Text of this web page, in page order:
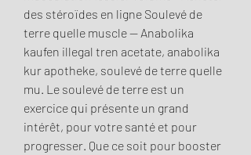
des stéroïdes en ligne Soulevé de
terre quelle muscle -- Anabolika
kaufen illegal tren acetate, anabolika
kur apotheke, soulevé de terre quelle
mu. Le soulevé de terre est un
exercice qui présente un grand
intérêt, pour votre santé et pour
progresser. Que ce soit pour booster